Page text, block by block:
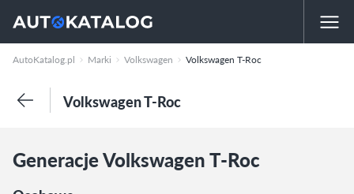
AutoKatalog.pl Marki Volkswagen Volkswagen T-Roc
Volkswagen T-Roc
Generacje Volkswagen T-Roc